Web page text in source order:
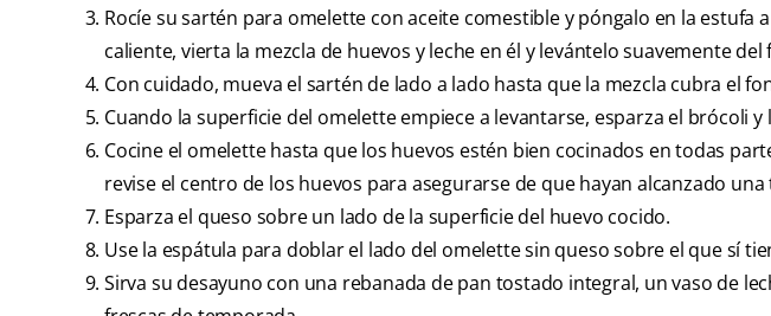
Rocíe su sartén para omelette con aceite comestible y póngalo en la estufa
caliente, vierta la mezcla de huevos y leche en él y levántelo suavemente del
Con cuidado, mueva el sartén de lado a lado hasta que la mezcla cubra el
Cuando la superficie del omelette empiece a levantarse, esparza el brócoli
Cocine el omelette hasta que los huevos estén bien cocinados en todas
revise el centro de los huevos para asegurarse de que hayan alcanzado
Esparza el queso sobre un lado de la superficie del huevo cocido.
Use la espátula para doblar el lado del omelette sin queso sobre el que sí
Sirva su desayuno con una rebanada de pan tostado integral, un vaso de